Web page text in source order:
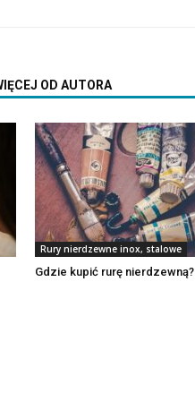
OD AUTORA
Rury nierdzewne inox, stalowe
Gdzie kupić rurę nierdzewną?